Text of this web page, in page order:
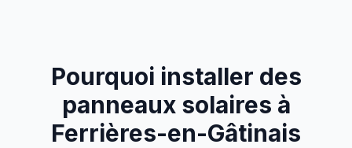
Pourquoi installer des
panneaux solaires à
Ferrières-en-Gâtinais